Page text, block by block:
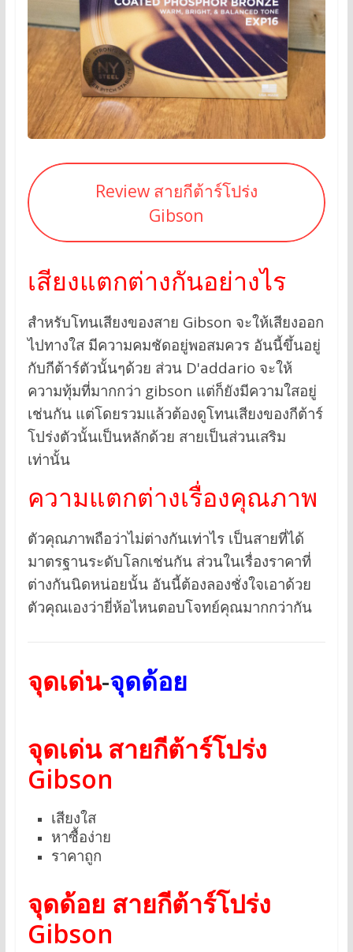
Review สายกีต้าร์โปร่ง
Gibson
เสียงแตกต่างกันอย่างไร
สำหรับโทนเสียงของสาย Gibson จะให้เสียงออก
ไปทางใส มีความคมชัดอยู่พอสมควร อันนี้ขึ้นอยู่
กับกีต้าร์ตัวนั้นๆด้วย ส่วน D'addario จะให้
ความทุ้มที่มากกว่า gibson แต่ก็ยังมีความใสอยู่
เช่นกัน แต่โดยรวมแล้วต้องดูโทนเสียงของกีต้าร์
โปร่งตัวนั้นเป็นหลักด้วย สายเป็นส่วนเสริม
เท่านั้น
ความแตกต่างเรื่องคุณภาพ
ตัวคุณภาพถือว่าไม่ต่างกันเท่าไร เป็นสายที่ได้
มาตรฐานระดับโลกเช่นกัน ส่วนในเรื่องราคาที่
ต่างกันนิดหน่อยนั้น อันนี้ต้องลองชั่งใจเอาด้วย
ตัวคุณเองว่ายี่ห้อไหนตอบโจทย์คุณมากกว่ากัน
จุดเด่น-จุดด้อย
จุดเด่น สายกีต้าร์โปร่ง
Gibson
เสียงใส
หาซื้อง่าย
ราคาถูก
จุดด้อย สายกีต้าร์โปร่ง
Gibson